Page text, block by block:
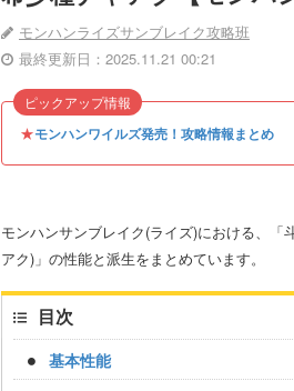
モンハンライズサンブレイク攻略班
最終更新日：2025.11.21 00:21
★モンハンワイルズ発売！攻略情報まとめ
ピックアップ情報
モンハンサンブレイク(ライズ)における、
アク)」の性能と派生をまとめています。
目次
基本性能